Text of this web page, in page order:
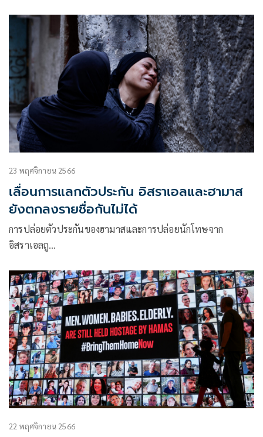
23 พฤศจิกายน 2566
เลื่อนการแลกตัวประกัน อิสราเอลและฮามาส
ยังตกลงรายชื่อกันไม่ได้
การปล่อยตัวประกันของฮามาสและการปล่อยนักโทษจาก
อิสราเอลถู…
22 พฤศจิกายน 2566